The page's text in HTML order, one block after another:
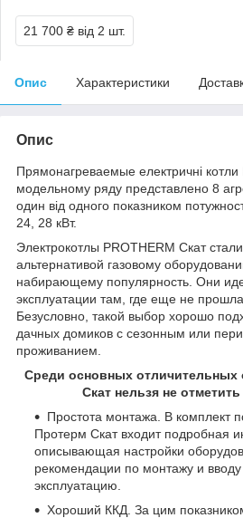
21 700 ₴ від 2 шт.
Опис Характеристики
Опис
Прямонагреваемые електричні
модельному ряду представлено 8
один від одного показником
24, 28 кВт.
Электрокотлы PROTHERM Скат
альтернативой газовому
набирающему популярность. Они
эксплуатации там, где еще не
Безусловно, такой выбор хорошо
дачных домиков с сезонным или
проживанием.
Среди основных отличительных
Скат нельзя не
Простота монтажа. В комплект
Протерм Скат входит подробная
описывающая настройки
рекомендации по монтажу и вводу
эксплуатацию.
Хороший ККД. За цим